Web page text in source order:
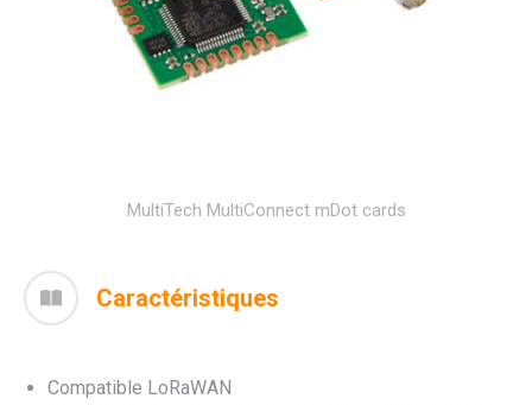
MultiTech MultiConnect mDot cards
Caractéristiques
Compatible LoRaWAN